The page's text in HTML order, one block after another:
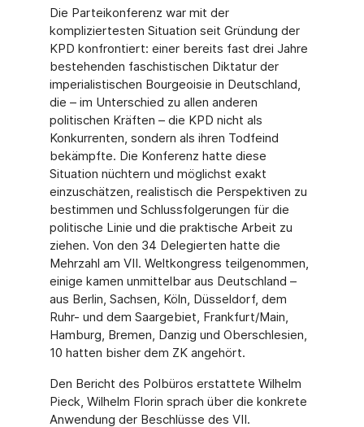
Die Parteikonferenz war mit der
kompliziertesten Situation seit Gründung der
KPD konfrontiert: einer bereits fast drei Jahre
bestehenden faschistischen Diktatur der
imperialistischen Bourgeoisie in Deutschland,
die – im Unterschied zu allen anderen
politischen Kräften – die KPD nicht als
Konkurrenten, sondern als ihren Todfeind
bekämpfte. Die Konferenz hatte diese
Situation nüchtern und möglichst exakt
einzuschätzen, realistisch die Perspektiven zu
bestimmen und Schlussfolgerungen für die
politische Linie und die praktische Arbeit zu
ziehen. Von den 34 Delegierten hatte die
Mehrzahl am VII. Weltkongress teilgenommen,
einige kamen unmittelbar aus Deutschland –
aus Berlin, Sachsen, Köln, Düsseldorf, dem
Ruhr- und dem Saargebiet, Frankfurt/Main,
Hamburg, Bremen, Danzig und Oberschlesien,
10 hatten bisher dem ZK angehört.
Den Bericht des Polbüros erstattete Wilhelm
Pieck, Wilhelm Florin sprach über die konkrete
Anwendung der Beschlüsse des VII.